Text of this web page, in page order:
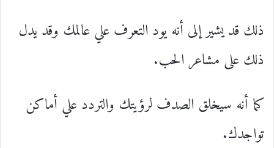
ذلك قد يشير إلى أنه يود التعرف علي عالمك وقد يدل
ذلك على مشاعر الحب.
كما أنه سيخلق الصدف لرؤيتك والتردد علي أماكن
تواجدك.